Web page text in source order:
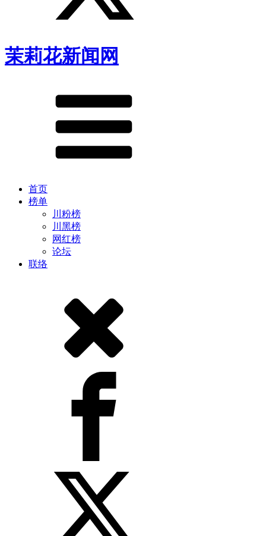
茉莉花新闻网
首页
榜单
川粉榜
川黑榜
网红榜
论坛
联络